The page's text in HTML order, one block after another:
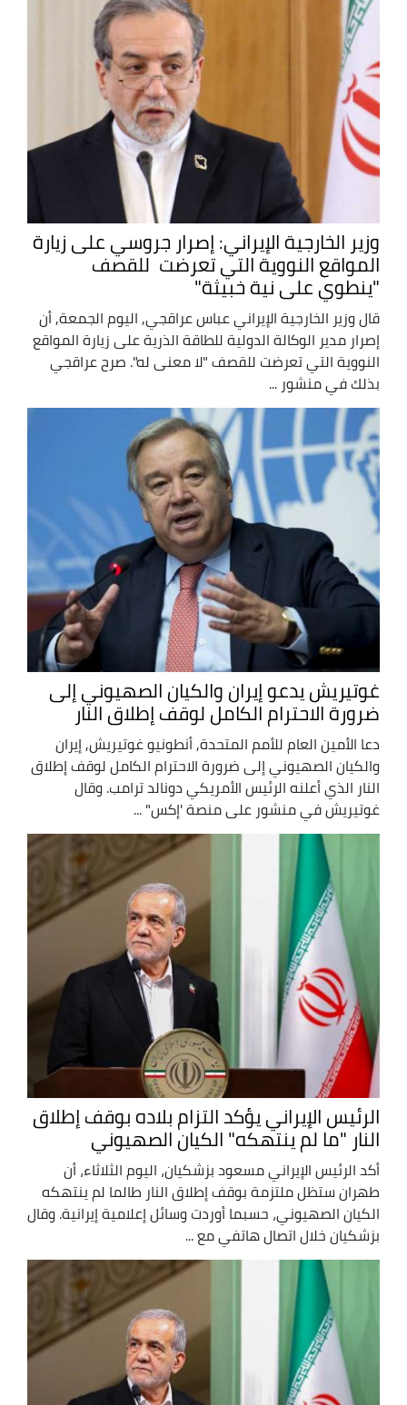
وزير الخارجية الإيراني: إصرار جروسي على زيارة
المواقع النووية التي تعرضت للقصف
"ينطوي على نية خبيثة"
قال وزير الخارجية الإيراني عباس عراقجي, اليوم الجمعة, أن
إصرار مدير الوكالة الدولية للطاقة الذرية على زيارة المواقع
النووية التي تعرضت للقصف "لا معنى له". صرح عراقجي
بذلك في منشور ...
غوتيريش يدعو إيران والكيان الصهيوني إلى
ضرورة الاحترام الكامل لوقف إطلاق النار
دعا الأمين العام للأمم المتحدة, أنطونيو غوتيريش, إيران
والكيان الصهيوني إلى ضرورة الاحترام الكامل لوقف إطلاق
النار الذي أعلنه الرئيس الأمريكي دونالد ترامب. وقال
غوتيريش في منشور على منصة 'إكس" ...
الرئيس الإيراني يؤكد التزام بلاده بوقف إطلاق
النار "ما لم ينتهكه" الكيان الصهيوني
أكد الرئيس الإيراني مسعود بزشكيان، اليوم الثلاثاء، أن
طهران ستظل ملتزمة بوقف إطلاق النار طالما لم ينتهكه
الكيان الصهيوني، حسبما أوردت وسائل إعلامية إيرانية. وقال
بزشكيان خلال اتصال هاتفي مع ...